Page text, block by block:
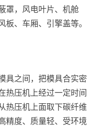
罩，风电叶片、机舱
板、车厢、引擎盖等。
具之间，把模具合实密
热压机上经过一定时间
热压机上面取下碳纤维
精度、质量轻、受环境